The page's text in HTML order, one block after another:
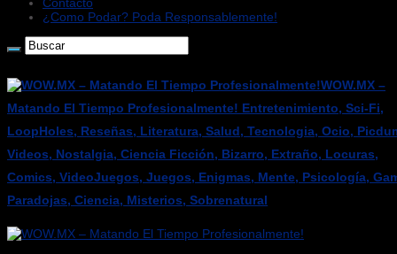
¿Como Podar? Poda Responsablemente!
WOW.MX –
Matando El Tiempo Profesionalmente! Entretenimiento, Sci-Fi,
LoopHoles, Reseñas, Literatura, Salud, Tecnologia, Ocio,
Videos, Nostalgia, Ciencia Ficción, Bizarro, Extraño, Locuras,
Comics, VideoJuegos, Juegos, Enigmas, Mente, Psicología,
Paradojas, Ciencia, Misterios, Sobrenatural